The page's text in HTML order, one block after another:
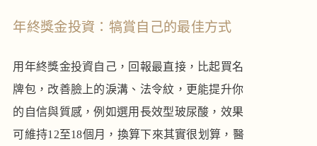
年終獎金投資：犒賞自己的最佳方式
用年終獎金投資自己，回報最直接，比起買名
牌包，改善臉上的淚溝、法令紋，更能提升你
的自信與質感，例如選用長效型玻尿酸，效果
可維持12至18個月，換算下來其實很划算，醫